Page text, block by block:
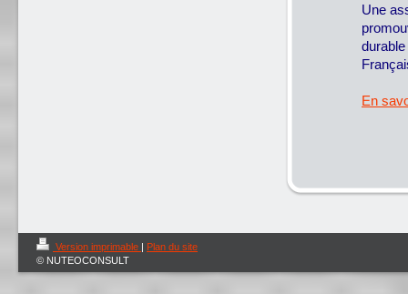
Une
En
Version imprimable | Plan du site
© NUTEOCONSULT